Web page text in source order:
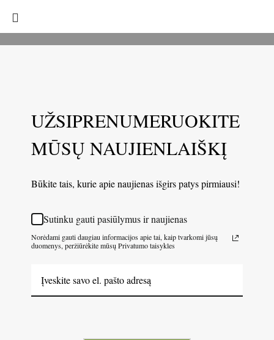
UŽSIPRENUMERUOKITE
MŪSŲ NAUJIENLAIŠKĮ
Būkite tais, kurie apie naujienas išgirs patys pirmiausi!
Sutinku gauti pasiūlymus ir naujienas
Norėdami gauti daugiau informacijos apie tai, kaip tvarkomi jūsų
duomenys, peržiūrėkite mūsų Privatumo taisykles